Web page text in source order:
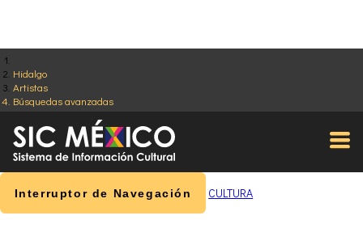
Hidalgo
Artistas
Búsquedas avanzadas
Interruptor de Navegación CULTURA